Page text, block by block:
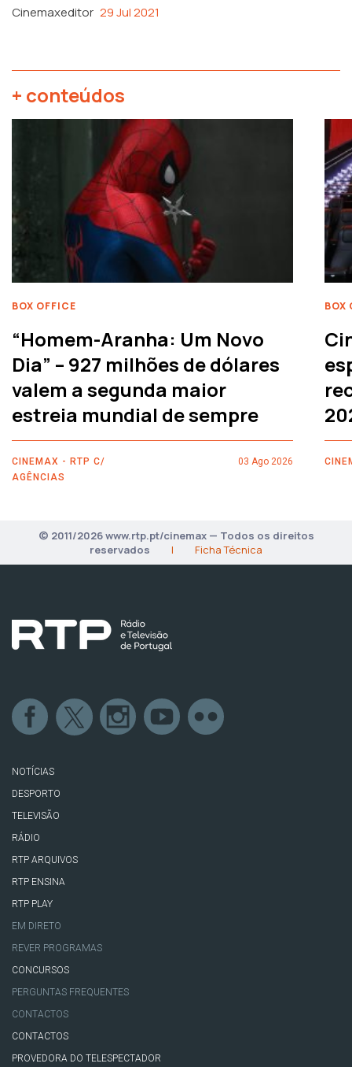
Cinemaxeditor 29 Jul 2021
+ conteúdos
BOX OFFICE
“Homem-Aranha: Um Novo
Dia” – 927 milhões de dólares
valem a segunda maior
estreia mundial de sempre
CINEMAX - RTP C/
AGÊNCIAS
03 Ago 2026
BOX
© 2011/2026 www.rtp.pt/cinemax — Todos os direitos
reservados
| Ficha Técnica
NOTÍCIAS
DESPORTO
TELEVISÃO
RÁDIO
RTP ARQUIVOS
RTP ENSINA
RTP PLAY
EM DIRETO
REVER PROGRAMAS
CONCURSOS
PERGUNTAS FREQUENTES
CONTACTOS
CONTACTOS
PROVEDORA DO TELESPECTADOR